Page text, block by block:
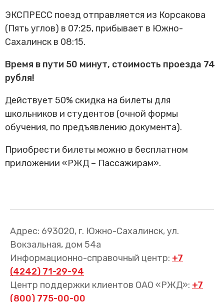
пассажирам
Прочие услуги
лист
Трансфер пассажиров
ЭКСПРЕСС поезд отправляется из Корсакова
(Пять углов) в 07:25, прибывает в Южно-
Сахалинск в 08:15.
Время в пути 50 минут, стоимость проезда 74
рубля!
Действует 50% скидка на билеты для
школьников и студентов (очной формы
обучения, по предъявлению документа).
Приобрести билеты можно в бесплатном
приложении «РЖД – Пассажирам».
Адрес: 693020, г. Южно-Сахалинск, ул.
Вокзальная, дом 54а
Информационно-справочный центр: +7
(4242) 71-29-94
Центр поддержки клиентов ОАО «РЖД»: +7
(800) 775-00-00